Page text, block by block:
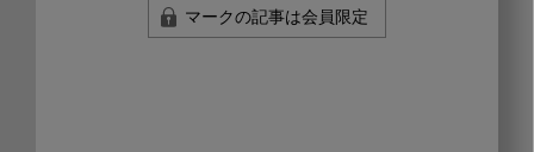
マークの記事は会員限定